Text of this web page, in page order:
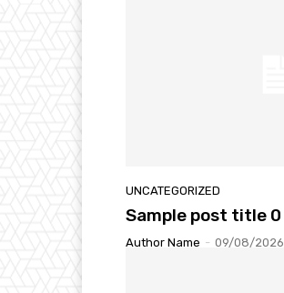
UNCATEGORIZED
Sample post title 0
Author Name - 09/08/2026